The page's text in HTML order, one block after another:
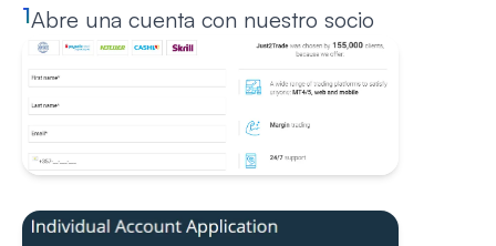
1Abre una cuenta con nuestro socio